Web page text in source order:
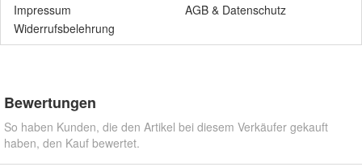
Impressum
AGB & Datenschutz
Widerrufsbelehrung
Bewertungen
So haben Kunden, die den Artikel bei diesem Verkäufer gekauft
haben, den Kauf bewertet.